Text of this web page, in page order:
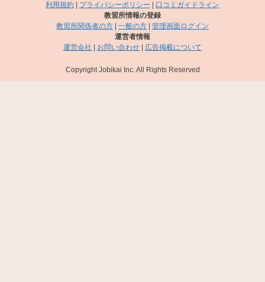
利用規約
プライバシーポリシー
口コミガイドライン
教習所情報の登録
教習所関係者の方
一般の方
管理画面ログイン
運営者情報
運営会社
お問い合わせ 広告掲載について
Copyright Jobikai Inc. All Rights Reserved